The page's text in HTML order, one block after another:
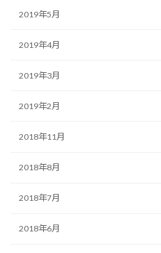
2019年5月
2019年4月
2019年3月
2019年2月
2018年11月
2018年8月
2018年7月
2018年6月